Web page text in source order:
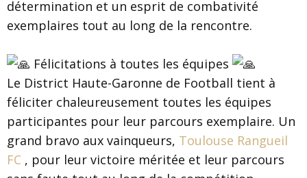
détermination et un esprit de combativité
exemplaires tout au long de la rencontre.
Félicitations à toutes les équipes
Le District Haute-Garonne de Football tient à
féliciter chaleureusement toutes les équipes
participantes pour leur parcours exemplaire. Un
grand bravo aux vainqueurs, Toulouse Rangueil
FC , pour leur victoire méritée et leur parcours